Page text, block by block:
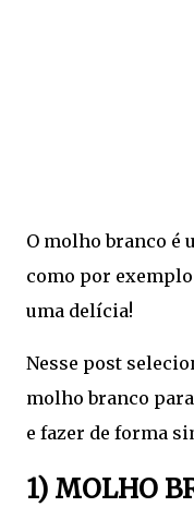
O molho branco é
como por
uma delícia!
Nesse post
molho branco
e fazer de forma
1) MOLHO